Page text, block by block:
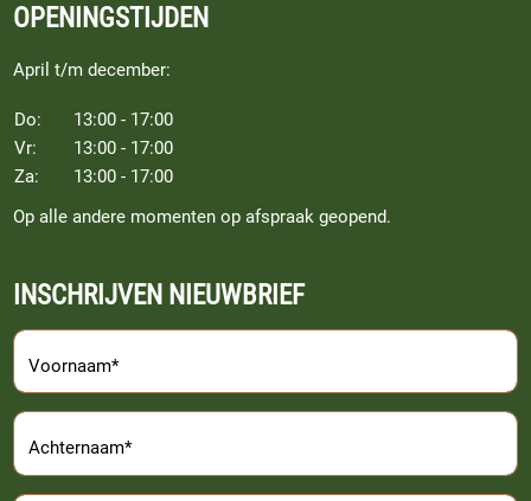
OPENINGSTIJDEN
April t/m december:
Do:
13:00 - 17:00
Vr:
13:00 - 17:00
Za:
13:00 - 17:00
Op alle andere momenten op afspraak geopend.
INSCHRIJVEN NIEUWBRIEF
Voornaam*
Achternaam*